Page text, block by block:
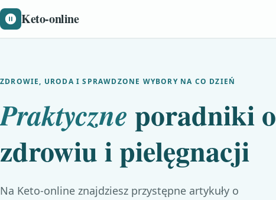
Keto-online
ZDROWIE, URODA I SPRAWDZONE WYBORY NA CO DZIEŃ
Praktyczne poradniki o
zdrowiu i pielęgnacji
Na Keto-online znajdziesz przystępne artykuły o